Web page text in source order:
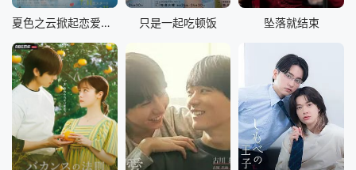
夏色之云掀起恋爱与风暴 只是一起吃顿饭 坠落就结束